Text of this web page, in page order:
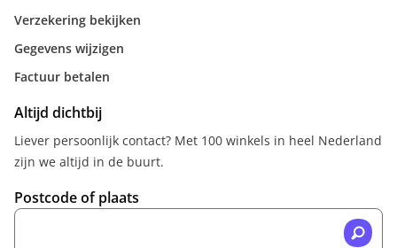
Verzekering bekijken
Gegevens wijzigen
Factuur betalen
Altijd dichtbij
Liever persoonlijk contact? Met 100 winkels in heel Nederland
zijn we altijd in de buurt.
Postcode of plaats